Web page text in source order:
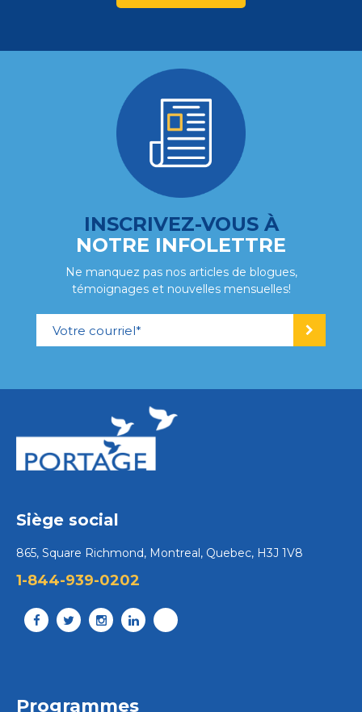
INSCRIVEZ-VOUS À
NOTRE INFOLETTRE
Ne manquez pas nos articles de blogues,
témoignages et nouvelles mensuelles!
Siège social
865, Square Richmond, Montreal, Quebec, H3J 1V8
1-844-939-0202
Programmes